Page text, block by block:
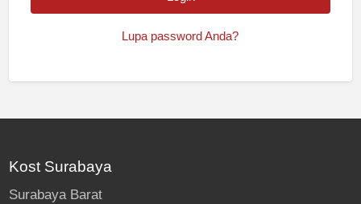
Lupa password Anda?
Kost Surabaya
Surabaya Barat